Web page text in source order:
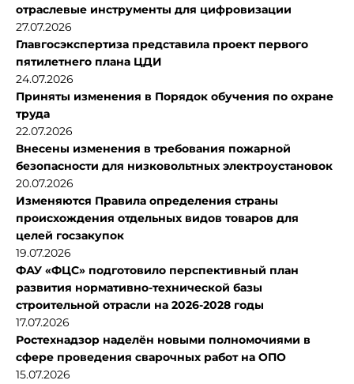
отраслевые инструменты для цифровизации
27.07.2026
Главгосэкспертиза представила проект первого
пятилетнего плана ЦДИ
24.07.2026
Приняты изменения в Порядок обучения по охране
труда
22.07.2026
Внесены изменения в требования пожарной
безопасности для низковольтных электроустановок
20.07.2026
Изменяются Правила определения страны
происхождения отдельных видов товаров для
целей госзакупок
19.07.2026
ФАУ «ФЦС» подготовило перспективный план
развития нормативно-технической базы
строительной отрасли на 2026-2028 годы
17.07.2026
Ростехнадзор наделён новыми полномочиями в
сфере проведения сварочных работ на ОПО
15.07.2026